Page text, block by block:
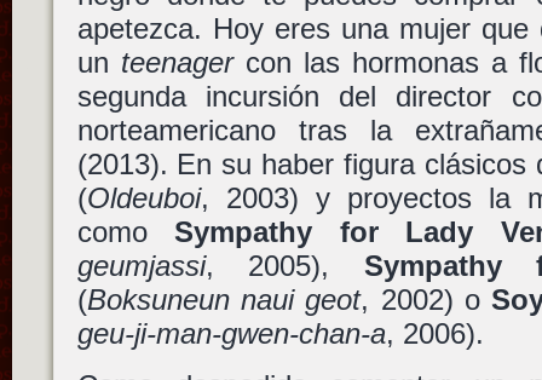
apetezca. Hoy eres una mujer
un teenagercon las hormonas a
segunda incursión del director
norteamericano tras la
(2013). En su haber figura
(Oldeuboi, 2003) y proyectos la
comoSympathy for Lady
geumjassi, 2005), Sympathy
(Boksuneun naui geot, 2002) o
geu-ji-man-gwen-chan-a, 2006).